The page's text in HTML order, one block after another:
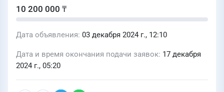
10 200 000 ₸
Дата объявления 03 декабря 2024 г., 12:10
Дата и время окончания подачи заявок 17 декабря
2024 г., 05:20